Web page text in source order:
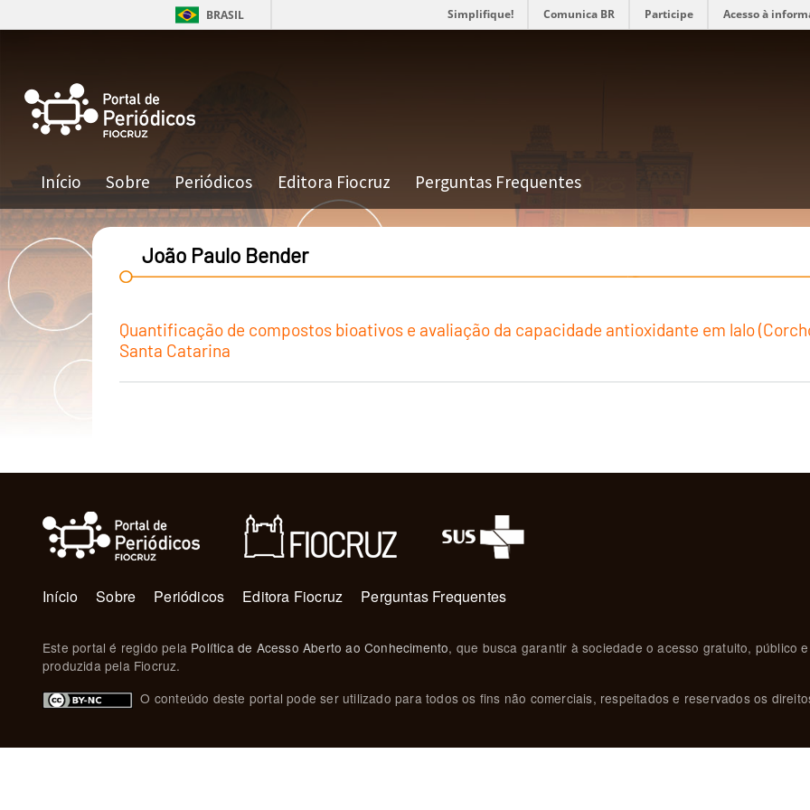
Pular para o conteúdo principal BRASIL Simplifique! Comunica BR Participe Acesso à
Navegação principal
Início Sobre Periódicos Editora Fiocruz Perguntas Frequentes
João Paulo Bender
Quantificação de compostos bioativos e avaliação da capacidade antioxidante em lalo
Santa Catarina
Navegação principal
Início Sobre Periódicos Editora Fiocruz Perguntas Frequentes
Este portal é regido pela Política de Acesso Aberto ao Conhecimento, que busca garantir à sociedade o acesso gratuito, público
produzida pela Fiocruz.
O conteúdo deste portal pode ser utilizado para todos os fins não comerciais, respeitados e reservados os